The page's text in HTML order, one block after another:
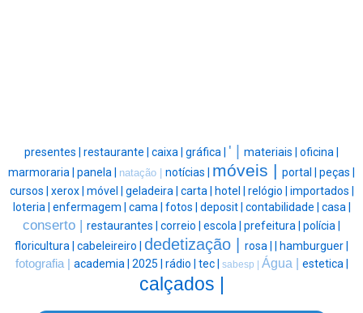
presentes | restaurante | caixa | gráfica | ' | materiais | oficina |
marmoraria | panela | natação | notícias | móveis | portal | peças |
cursos | xerox | móvel | geladeira | carta | hotel | relógio | importados |
loteria | enfermagem | cama | fotos | deposit | contabilidade | casa |
conserto | restaurantes | correio | escola | prefeitura | polícia |
floricultura | cabeleireiro | dedetização | rosa |
hamburguer |
fotografia | academia | 2025 | rádio | tec | sabesp | Água | estetica |
calçados |